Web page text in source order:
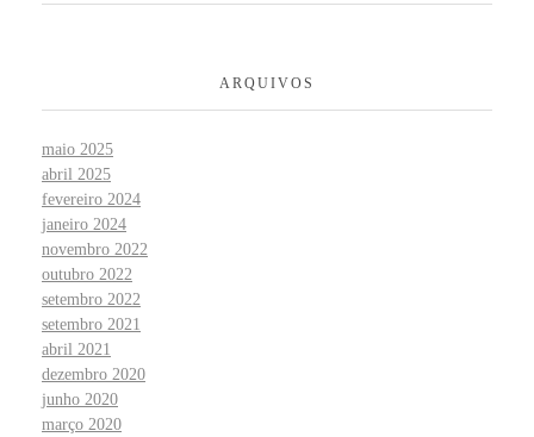
ARQUIVOS
maio 2025
abril 2025
fevereiro 2024
janeiro 2024
novembro 2022
outubro 2022
setembro 2022
setembro 2021
abril 2021
dezembro 2020
junho 2020
março 2020